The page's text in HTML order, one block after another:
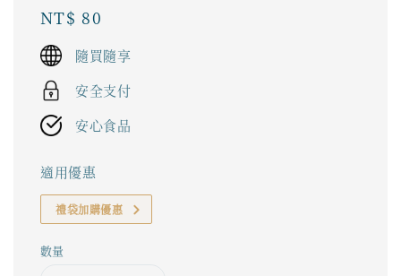
Regular
price
NT$ 80
隨買隨享
安全支付
安心食品
適用優惠
禮袋加購優惠
數量